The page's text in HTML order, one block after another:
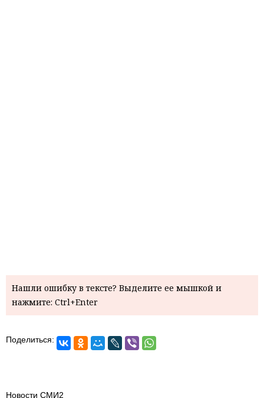
Нашли ошибку в тексте? Выделите ее мышкой и
нажмите: Ctrl+Enter
Поделиться:
Новости СМИ2